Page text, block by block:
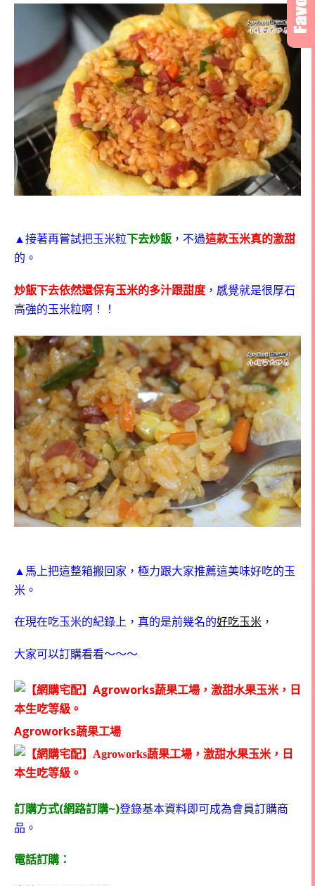
▲ 接著再嘗試把玉米粒下去炒飯 ，不過這款玉米真的激甜
的。
炒飯下去依然還保有玉米的多汁跟甜度 ，感覺就是很厚石
高強的玉米粒啊！！
▲馬上把這整箱搬回家，極力跟大家推薦這美味好吃的玉
米。
在現在吃玉米的紀錄上，真的是前幾名的好吃玉米 ，
大家可以訂購看看～～～
Agroworks蔬果工場
訂購方式(網路訂購~)登錄基本資料即可成為會員訂購商
品。
電話訂購：